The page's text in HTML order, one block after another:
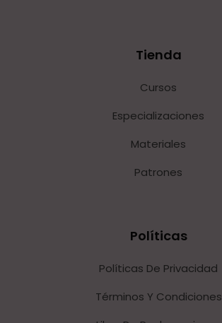
Tienda
Cursos
Especializaciones
Materiales
Patrones
Políticas
Políticas De Privacidad
Términos Y Condiciones